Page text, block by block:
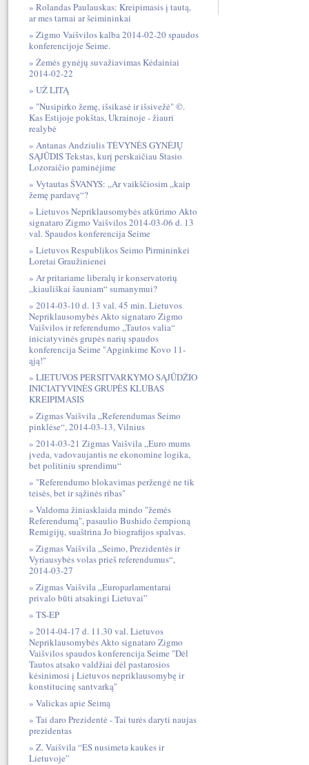
Rolandas Paulauskas: Kreipimasis į tautą,
ar mes tarnai ar šeimininkai
Zigmo Vaišvilos kalba 2014-02-20 spaudos
konferencijoje Seime.
Žemės gynėjų suvažiavimas Kėdainiai
2014-02-22
UŽ LITĄ
"Nusipirko žemę, išsikasė ir išsivežė" ©.
Kas Estijoje pokštas, Ukrainoje - žiauri
realybė
Antanas Andziulis TĖVYNĖS GYNĖJŲ
SĄJŪDIS Tekstas, kurį perskaičiau Stasio
Lozoraičio paminėjime
Vytautas ŠVANYS: „Ar vaikščiosim „kaip
žemę pardavę“?
Lietuvos Nepriklausomybės atkūrimo Akto
signataro Zigmo Vaišvilos 2014-03-06 d. 13
val. Spaudos konferencija Seime
Lietuvos Respublikos Seimo Pirmininkei
Loretai Graužinienei
Ar pritariame liberalų ir konservatorių
„kiauliškai šauniam“ sumanymui?
2014-03-10 d. 13 val. 45 min. Lietuvos
Nepriklausomybės Akto signataro Zigmo
Vaišvilos ir referendumo „Tautos valia“
iniciatyvinės grupės narių spaudos
konferencija Seime "Apginkime Kovo 11-
ąją!"
LIETUVOS PERSITVARKYMO SĄJŪDŽIO
INICIATYVINĖS GRUPĖS KLUBAS
KREIPIMASIS
Zigmas Vaišvila „Referendumas Seimo
pinklėse“, 2014-03-13, Vilnius
2014-03-21 Zigmas Vaišvila „Euro mums
įveda, vadovaujantis ne ekonomine logika,
bet politiniu sprendimu“
"Referendumo blokavimas peržengė ne tik
teisės, bet ir sąžinės ribas"
Valdoma žiniasklaida mindo "žemės
Referendumą", pasaulio Bushido čempioną
Remigijų, suaštrina Jo biografijos spalvas.
Zigmas Vaišvila „Seimo, Prezidentės ir
Vyriausybės volas prieš referendumus“,
2014-03-27
Zigmas Vaišvila „Europarlamentarai
privalo būti atsakingi Lietuvai”
TS-EP
2014-04-17 d. 11.30 val. Lietuvos
Nepriklausomybės Akto signataro Zigmo
Vaišvilos spaudos konferencija Seime "Dėl
Tautos atsako valdžiai dėl pastarosios
kėsinimosi į Lietuvos nepriklausomybę ir
konstitucinę santvarką"
Valickas apie Seimą
Tai daro Prezidentė - Tai turės daryti naujas
prezidentas
Z. Vaišvila “ES nusimeta kaukes ir
Lietuvoje”